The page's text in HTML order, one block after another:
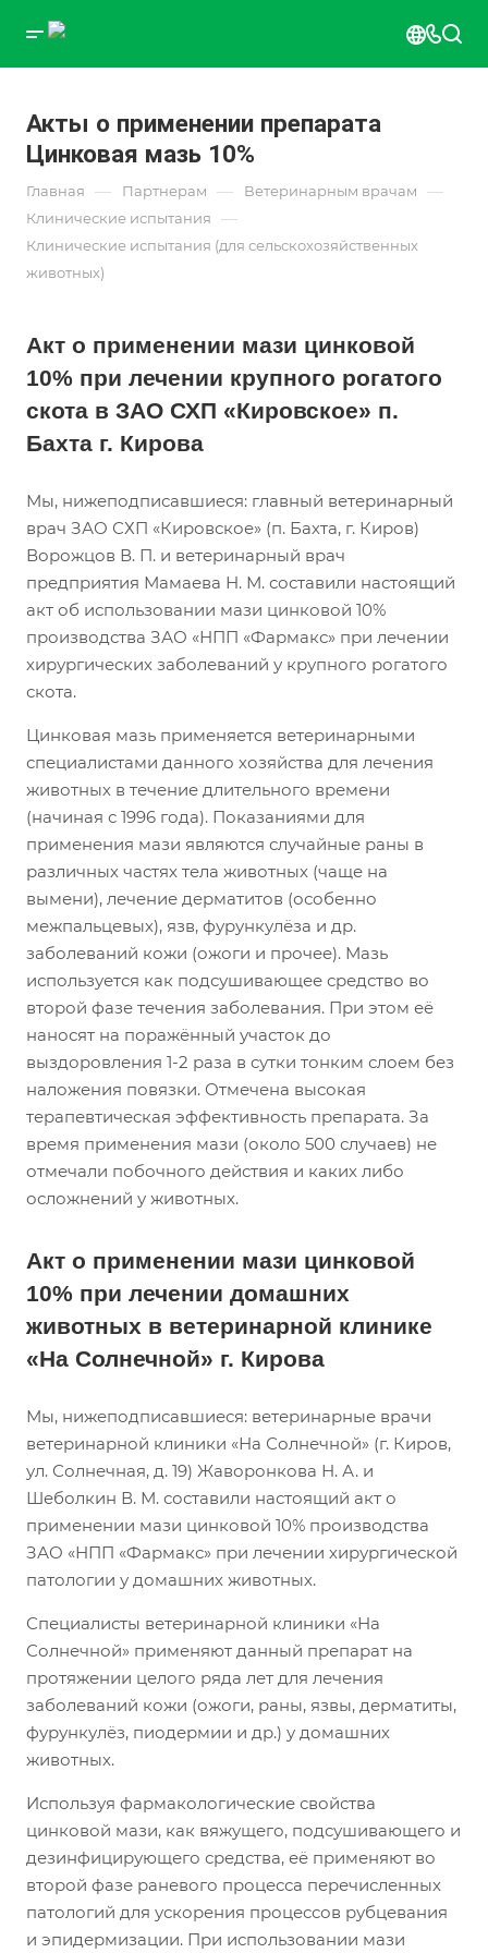
Акты о применении препарата
Цинковая мазь 10%
Главная — Партнерам — Ветеринарным врачам —
Клинические испытания —
Клинические испытания (для сельскохозяйственных
животных)
Акт о применении мази цинковой
10% при лечении крупного рогатого
скота в ЗАО СХП «Кировское» п.
Бахта г. Кирова
Мы, нижеподписавшиеся: главный ветеринарный
врач ЗАО СХП «Кировское» (п. Бахта, г. Киров)
Ворожцов В. П. и ветеринарный врач
предприятия Мамаева Н. М. составили настоящий
акт об использовании мази цинковой 10%
производства ЗАО «НПП «Фармакс» при лечении
хирургических заболеваний у крупного рогатого
скота.
Цинковая мазь применяется ветеринарными
специалистами данного хозяйства для лечения
животных в течение длительного времени
(начиная с 1996 года). Показаниями для
применения мази являются случайные раны в
различных частях тела животных (чаще на
вымени), лечение дерматитов (особенно
межпальцевых), язв, фурункулёза и др.
заболеваний кожи (ожоги и прочее). Мазь
используется как подсушивающее средство во
второй фазе течения заболевания. При этом её
наносят на поражённый участок до
выздоровления 1-2 раза в сутки тонким слоем без
наложения повязки. Отмечена высокая
терапевтическая эффективность препарата. За
время применения мази (около 500 случаев) не
отмечали побочного действия и каких либо
осложнений у животных.
Акт о применении мази цинковой
10% при лечении домашних
животных в ветеринарной клинике
«На Солнечной» г. Кирова
Мы, нижеподписавшиеся: ветеринарные врачи
ветеринарной клиники «На Солнечной» (г. Киров,
ул. Солнечная, д. 19) Жаворонкова Н. А. и
Шеболкин В. М. составили настоящий акт о
применении мази цинковой 10% производства
ЗАО «НПП «Фармакс» при лечении хирургической
патологии у домашних животных.
Специалисты ветеринарной клиники «На
Солнечной» применяют данный препарат на
протяжении целого ряда лет для лечения
заболеваний кожи (ожоги, раны, язвы, дерматиты,
фурункулёз, пиодермии и др.) у домашних
животных.
Используя фармакологические свойства
цинковой мази, как вяжущего, подсушивающего и
дезинфицирующего средства, её применяют во
второй фазе раневого процесса перечисленных
патологий для ускорения процессов рубцевания
и эпидермизации. При использовании мази